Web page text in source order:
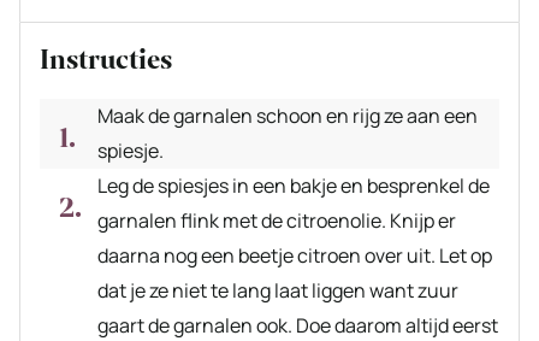
Instructies
Maak de garnalen schoon en rijg ze aan een
spiesje.
Leg de spiesjes in een bakje en besprenkel de
garnalen flink met de citroenolie. Knijp er
daarna nog een beetje citroen over uit. Let op
dat je ze niet te lang laat liggen want zuur
gaart de garnalen ook. Doe daarom altijd eerst